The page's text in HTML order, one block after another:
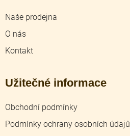
Naše prodejna
O nás
Kontakt
Užitečné informace
Obchodní podmínky
Podmínky ochrany osobních údajů